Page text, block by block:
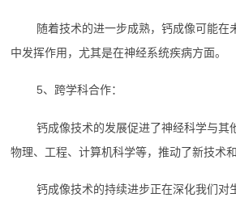
随着技术的进一步成熟，钙成像可能在
中发挥作用，尤其是在神经系统疾病方面。
5、跨学科合作：
钙成像技术的发展促进了神经科学与其
物理、工程、计算机科学等，推动了新技术
钙成像技术的持续进步正在深化我们对